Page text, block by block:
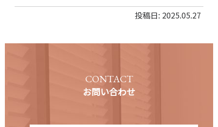
投稿日: 2025.05.27
CONTACT
お問い合わせ